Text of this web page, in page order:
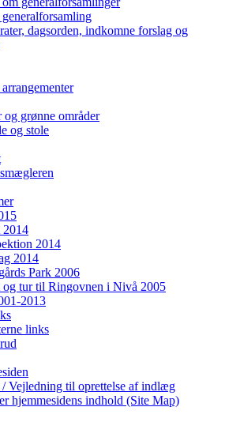
dagsorden, indkomne forslag og
og grønne områder
og stole
2014
2014
2014
Park 2006
og tur til Ringovnen i Nivå 2005
2013
links
/ Vejledning til oprettelse af indlæg
hjemmesidens indhold (Site Map)